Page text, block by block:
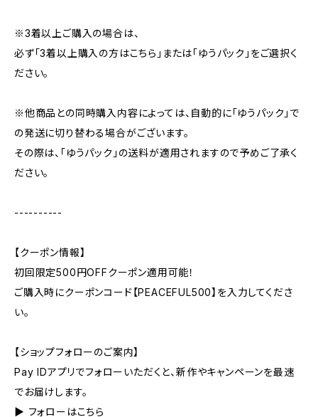
※3着以上ご購入の場合は、
必ず「3着以上購入の方はこちら」または「ゆうパック」をご選択く
ださい。
※他商品との同時購入内容によっては、自動的に「ゆうパック」で
の発送に切り替わる場合がございます。
その際は、「ゆうパック」の送料が適用されますので予めご了承く
ださい。
----------
【クーポン情報】
初回限定500円OFFクーポン適用可能！
ご購入時にクーポンコード【PEACEFUL500】を入力してくださ
い。
【ショップフォローのご案内】
Pay IDアプリでフォローいただくと、新作やキャンペーンを最速
でお届けします。
▶︎ フォローはこちら